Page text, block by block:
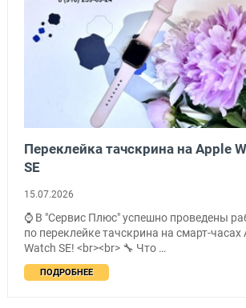
Переклейка тачскрина на Apple
SE
15.07.2026
⌚ В "Сервис Плюс" успешно проведены
по переклейке тачскрина на смарт-часах
Watch SE! <br><br> 🔧 Что …
ПОДРОБНЕЕ